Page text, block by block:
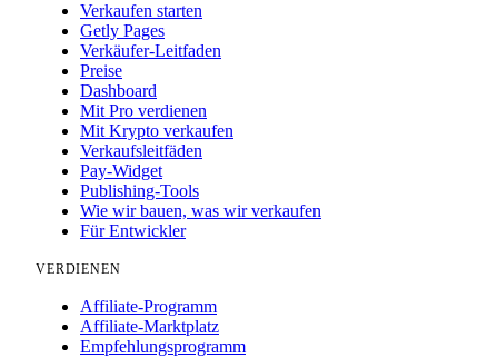
Verkaufen starten
Getly Pages
Verkäufer-Leitfaden
Preise
Dashboard
Mit Pro verdienen
Mit Krypto verkaufen
Verkaufsleitfäden
Pay-Widget
Publishing-Tools
Wie wir bauen, was wir verkaufen
Für Entwickler
VERDIENEN
Affiliate-Programm
Affiliate-Marktplatz
Empfehlungsprogramm